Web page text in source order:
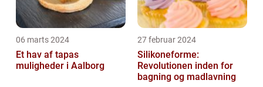
06 marts 2024
Et hav af tapas
muligheder i Aalborg
27 februar 2024
Silikoneforme:
Revolutionen inden for
bagning og madlavning